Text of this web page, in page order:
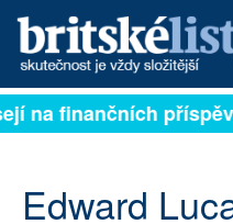
PŘIHLÁSIT
ARCHIV
na finančních
Edward